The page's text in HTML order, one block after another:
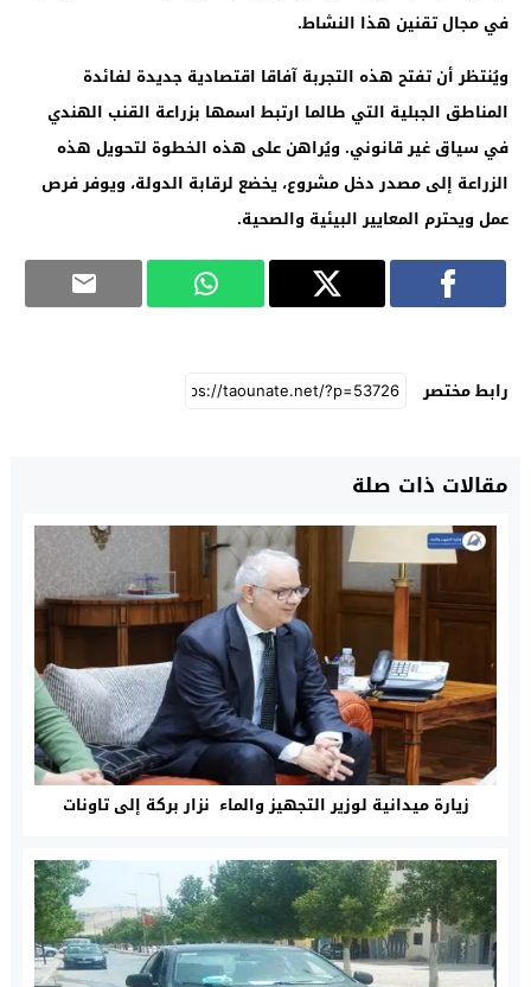
في مجال تقنين هذا النشاط.
ويُنتظر أن تفتح هذه التجربة آفاقا اقتصادية جديدة لفائدة
المناطق الجبلية التي طالما ارتبط اسمها بزراعة القنب الهندي
في سياق غير قانوني. ويُراهن على هذه الخطوة لتحويل هذه
الزراعة إلى مصدر دخل مشروع، يخضع لرقابة الدولة، ويوفر فرص
عمل ويحترم المعايير البيئية والصحية.
رابط مختصر
مقالات ذات صلة
زيارة ميدانية لوزير التجهيز والماء نزار بركة إلى تاونات